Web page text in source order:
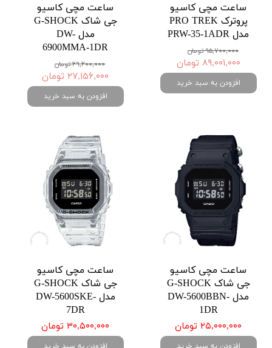
ساعت مچی کاسیو
پروترک PRO TREK
مدل PRW-35-1ADR
۹۵,۷۰۰,۰۰۰ تومان
۸۹,۰۰۱,۰۰۰ تومان
افزودن به سبد خرید
ساعت مچی کاسیو
جی شاک G-SHOCK
مدل DW-
6900MMA-1DR
۲۹,۲۰۰,۰۰۰ تومان
۲۷,۱۵۶,۰۰۰ تومان
افزودن به سبد خرید
ساعت مچی کاسیو
جی شاک G-SHOCK
مدل DW-5600BBN-
1DR
۲۵,۰۰۰,۰۰۰ تومان
افزودن به سبد خرید
ساعت مچی کاسیو
جی شاک G-SHOCK
مدل DW-5600SKE-
7DR
۳۰,۵۰۰,۰۰۰ تومان
افزودن به سبد خرید